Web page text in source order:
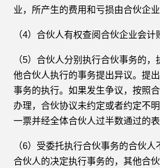
业，所产生的费用和亏损由合伙企业
（4）合伙人有权查阅合伙企业会计
（5）合伙人分别执行合伙事务的
他合伙人执行的事务提出异议。提
事务的执行。如果发生争议，按照
办理，合伙协议未约定或者约定不
一票并经全体合伙人过半数通过的表
（6）受委托执行合伙事务的合伙
合伙人的决定执行事务的，其他合